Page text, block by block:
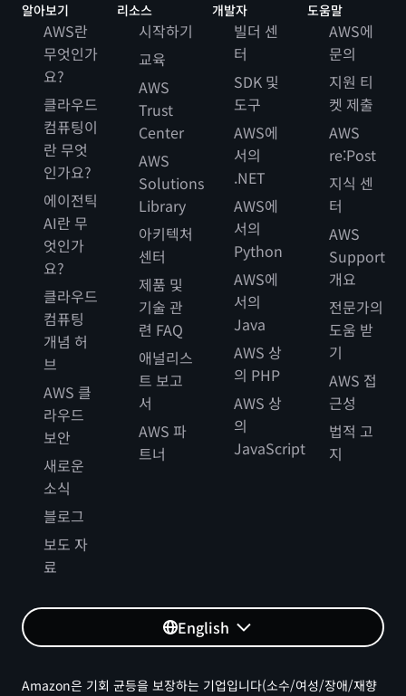
알아보기
AWS란
무엇인가
요?
클라우드
컴퓨팅이
란 무엇
인가요?
에이전틱
AI란 무
엇인가
요?
클라우드
컴퓨팅
개념 허
브
AWS 클
라우드
보안
새로운
소식
블로그
보도 자
료
리소스
시작하기
교육
AWS
Trust
Center
AWS
Solutions
Library
아키텍처
센터
제품 및
기술 관
련 FAQ
애널리스
트 보고
서
AWS 파
트너
개발자
빌더 센
터
SDK 및
도구
AWS에
서의
.NET
AWS에
서의
Python
AWS에
서의
Java
AWS 상
의 PHP
AWS 상
의
JavaScript
도움말
AWS에
문의
지원 티
켓 제출
AWS
re:Post
지식 센
터
AWS
Support
개요
전문가의
도움 받
기
AWS 접
근성
법적 고
지
English
Amazon은 기회 균등을 보장하는 기업입니다(소수/여성/장애/재향